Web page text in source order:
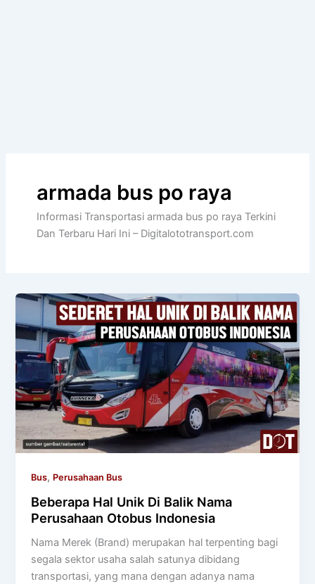
armada bus po raya
Informasi Transportasi armada bus po raya Terkini
Dan Terbaru Hari Ini – Digitalototransport.com
Bus, Perusahaan Bus
Beberapa Hal Unik Di Balik Nama
Perusahaan Otobus Indonesia
Nama Merek (Brand) merupakan hal terpenting bagi
segala sektor usaha salah satunya dibidang
transportasi, yang mana dengan adanya nama